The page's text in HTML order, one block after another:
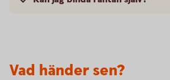
Vad händer sen?